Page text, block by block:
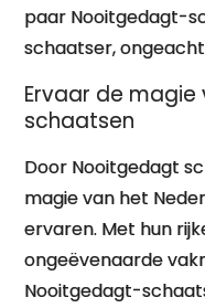
paar Nooitgedagt-
schaatser,
Ervaar de magie
schaatsen
Door Nooitgedagt
magie van het
ervaren. Met hun
ongeëvenaarde
Nooitgedagt-